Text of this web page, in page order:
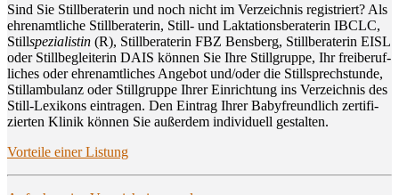
Sind Sie Still­be­ra­te­rin und noch nicht im Ver­zeich­nis regis­triert? Als
ehren­amt­li­che Still­be­ra­te­rin, Still- und Lak­ta­ti­ons­be­ra­te­rin IBCLC,
Stillspe­zia­lis­tin (R), Still­be­ra­te­rin FBZ Bens­berg, Still­be­ra­te­rin EISL
oder Still­be­glei­te­rin DAIS kön­nen Sie Ihre Still­grup­pe, Ihr frei­be­ruf­
li­ches oder ehren­amt­li­ches Ange­bot und/oder die Still­sprech­stun­de,
Still­am­bu­lanz oder Still­grup­pe Ihrer Ein­rich­tung ins Ver­zeich­nis des
Still-Lexi­kons ein­tra­gen. Den Ein­trag Ihrer Baby­freund­lich zer­ti­fi­
zier­ten Kli­nik kön­nen Sie außer­dem indi­vi­du­ell gestalten.
Vor­tei­le einer Listung